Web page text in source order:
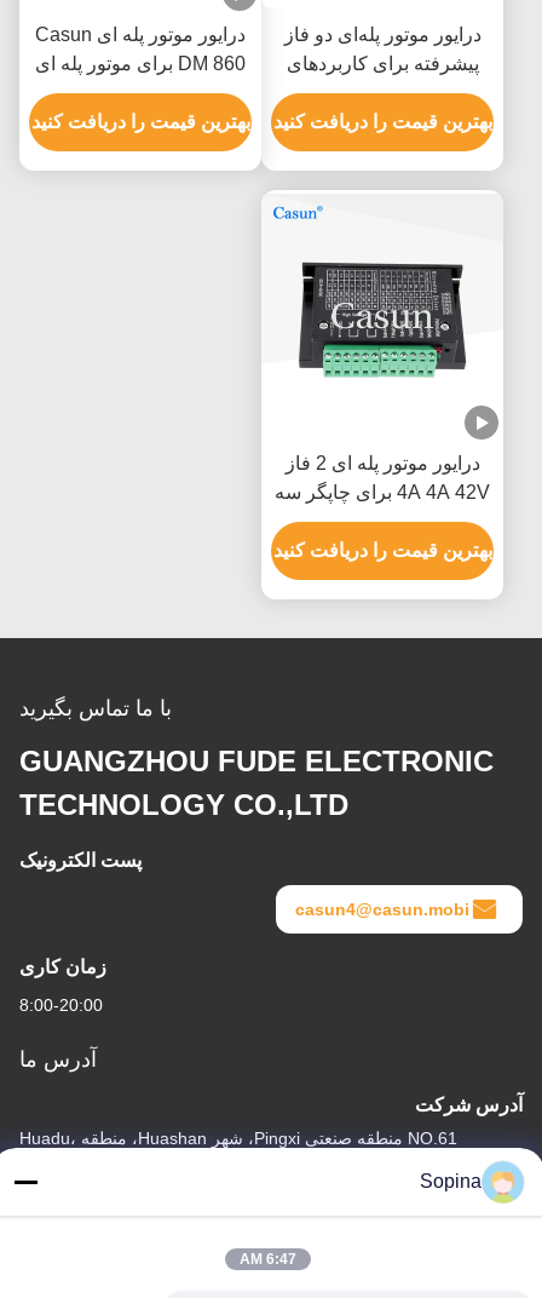
درایور موتور پله‌ای دو فاز
پیشرفته برای کاربردهای
سرعت و دقت
بهترین قیمت را دریافت کنید
درایور موتور پله ای Casun
DM 860 برای موتور پله ای
Nema 23 34، نویز کم،
لرزش کم، دمای پایین
بهترین قیمت را دریافت کنید
درایور موتور پله ای 2 فاز
4A 4A 42V برای چاپگر سه
بعدی
بهترین قیمت را دریافت کنید
با ما تماس بگیرید
GUANGZHOU FUDE ELECTRONIC
TECHNOLOGY CO.,LTD
پست الکترونیک
casun4@casun.mobi
زمان کاری
8:00-20:00
آدرس ما
آدرس شرکت
NO.61 منطقه صنعتی Pingxi، شهر Huashan، منطقه Huadu،
آدرس کارخانه
GUANGZHOU، 510880، چین
Sopina
6:47 AM